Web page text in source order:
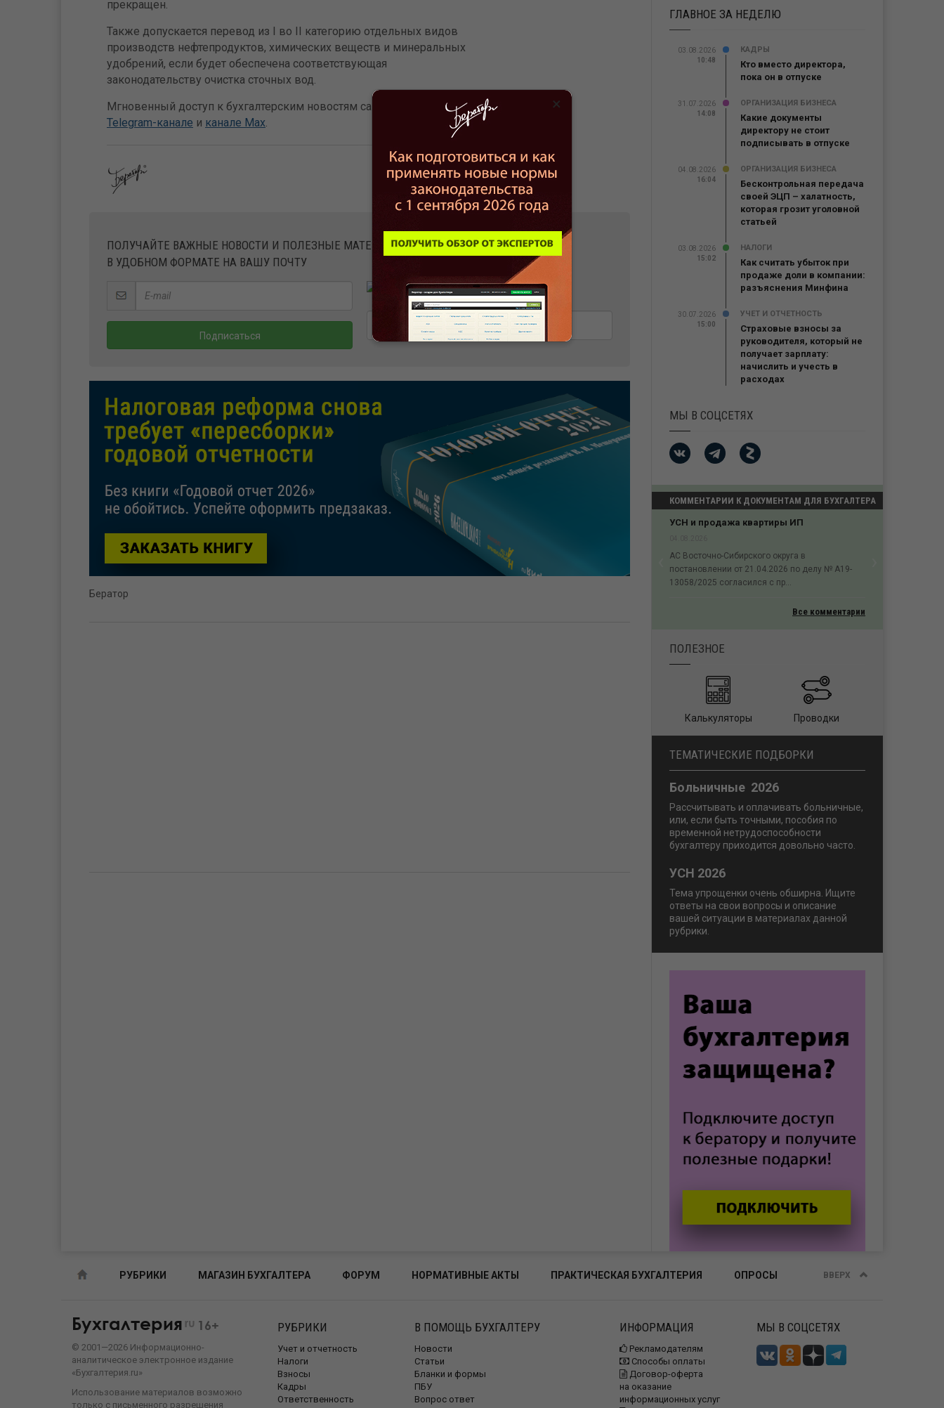
прекращен.
Также допускается перевод из I во II категорию отдельных видов
производств нефтепродуктов, химических веществ и минеральных
удобрений, если будет обеспечена соответствующая
законодательству очистка сточных вод.
Мгновенный доступ к бухгалтерским новостям сайта Бухгалтерия.ru в
Telegram-канале и канале Max.
ПОЛУЧАЙТЕ ВАЖНЫЕ НОВОСТИ И ПОЛЕЗНЫЕ МАТЕРИАЛЫ
В УДОБНОМ ФОРМАТЕ НА ВАШУ ПОЧТУ
Бератор
ГЛАВНОЕ ЗА НЕДЕЛЮ
03.08.2026
10:48
КАДРЫ
Кто вместо директора,
пока он в отпуске
31.07.2026
14:08
ОРГАНИЗАЦИЯ БИЗНЕСА
Какие документы
директору не стоит
подписывать в отпуске
04.08.2026
16:04
ОРГАНИЗАЦИЯ БИЗНЕСА
Бесконтрольная передача
своей ЭЦП – халатность,
которая грозит уголовной
статьей
03.08.2026
15:02
НАЛОГИ
Как считать убыток при
продаже доли в компании:
разъяснения Минфина
30.07.2026
15:00
УЧЕТ И ОТЧЕТНОСТЬ
Страховые взносы за
руководителя, который не
получает зарплату:
начислить и учесть в
расходах
МЫ В СОЦСЕТЯХ
КОММЕНТАРИИ К ДОКУМЕНТАМ ДЛЯ БУХГАЛТЕРА
УСН и продажа квартиры ИП
АС Восточно-Сибирского округа в
постановлении от 21.04.2026 по делу № А19-
Как посчитать размер сомнительного
Для исчисления размера сомнительного долга
в целях статьи 266 Кодекса принимается
Previous
Все комментарии
ПОЛЕЗНОЕ
Калькуляторы Проводки
ТЕМАТИЧЕСКИЕ ПОДБОРКИ
Больничные 2026
Рассчитывать и оплачивать больничные,
или, если быть точными, пособия по
временной нетрудоспособности
бухгалтеру приходится довольно часто.
УСН 2026
Тема упрощенки очень обширна. Ищите
ответы на свои вопросы и описание
вашей ситуации в материалах данной
рубрики.
РУБРИКИ МАГАЗИН БУХГАЛТЕРА ФОРУМ НОРМАТИВНЫЕ АКТЫ ПРАКТИЧЕСКАЯ БУХГАЛТЕРИЯ ОПРОСЫ ВВЕРХ
Бухгалтерия ru 16+
© 2001—2026 Информационно-
аналитическое электронное издание
«Бухгалтерия.ru»
Использование материалов возможно
только с письменного разрешения
РУБРИКИ
Учет и отчетность
Налоги
Взносы
Кадры
Ответственность
В ПОМОЩЬ БУХГАЛТЕРУ
Новости
Статьи
Бланки и формы
ПБУ
Вопрос ответ
ИНФОРМАЦИЯ
Рекламодателям
Способы оплаты
Договор-оферта
на оказание
информационных услуг
МЫ В СОЦСЕТЯХ
×